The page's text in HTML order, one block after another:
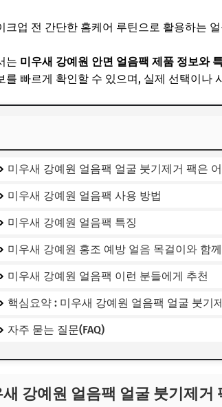
크업 전 간단한 홈케어 루틴으로 활용하는
는 미우새 강예원 안면 얼음팩 제품 정보와
를 빠르게 확인할 수 있으며, 실제 선택이나
미우새 강예원 얼음팩 얼굴 붓기제거 팩은
미우새 강예원 얼음팩 사용 방법
미우새 강예원 얼음팩 특징
미우새 강예원 홍조 예방 얼음 목걸이와 함
미우새 강예원 얼음팩 이런 분들에게 추천
핵심요약 : 미우새 강예원 얼음팩 얼굴 붓기
자주 묻는 질문(FAQ)
새 강예원 얼음팩 얼굴 붓기제거